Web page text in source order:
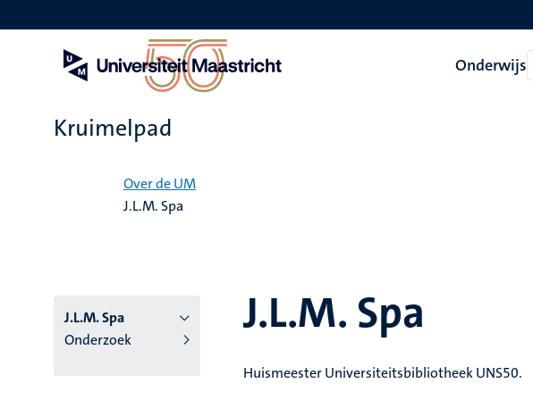
en
Onderwijs
Kruimelpad
Over de UM
J.L.M. Spa
J.L.M. Spa
Onderzoek
J.L.M. Spa
Huismeester Universiteitsbibliotheek UNS50.